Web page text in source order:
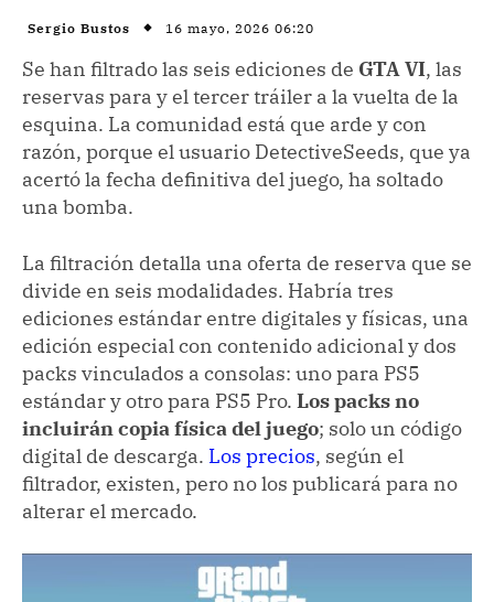
Sergio Bustos 16 mayo, 2026 06:20
Se han filtrado las seis ediciones de GTA VI, las
reservas para y el tercer tráiler a la vuelta de la
esquina. La comunidad está que arde y con
razón, porque el usuario DetectiveSeeds, que ya
acertó la fecha definitiva del juego, ha soltado
una bomba.
La filtración detalla una oferta de reserva que se
divide en seis modalidades. Habría tres
ediciones estándar entre digitales y físicas, una
edición especial con contenido adicional y dos
packs vinculados a consolas: uno para PS5
estándar y otro para PS5 Pro. Los packs no
incluirán copia física del juego; solo un código
digital de descarga. Los precios, según el
filtrador, existen, pero no los publicará para no
alterar el mercado.